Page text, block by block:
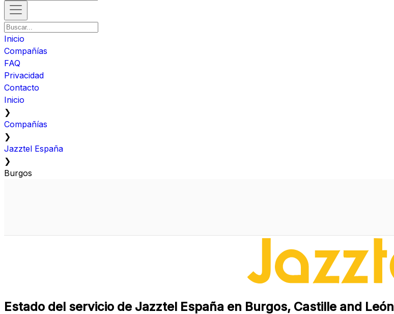
Inicio
Compañías
FAQ
Privacidad
Contacto
Inicio
❯
Compañías
❯
Jazztel España
❯
Burgos
Estado del servicio de Jazztel España en Burgos, Castille and León